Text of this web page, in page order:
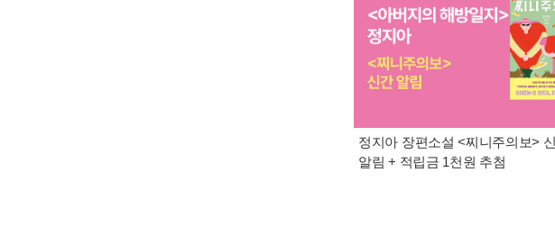
정지아 장편소설 <찌니주의보>
알림 + 적립금 1천원 추첨